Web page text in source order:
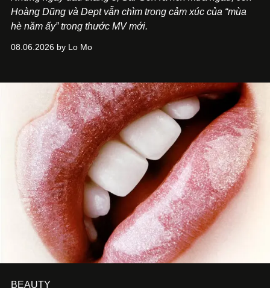
Hoàng Dũng và Dept vẫn chìm trong cảm xúc của “mùa
hè năm ấy” trong thước MV mới.
08.06.2026 by Lo Mo
BEAUTY